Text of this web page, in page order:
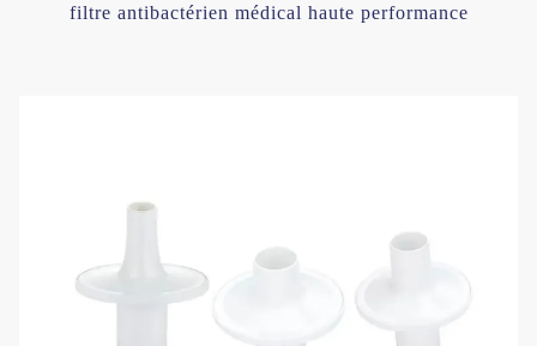
filtre antibactérien médical haute performance